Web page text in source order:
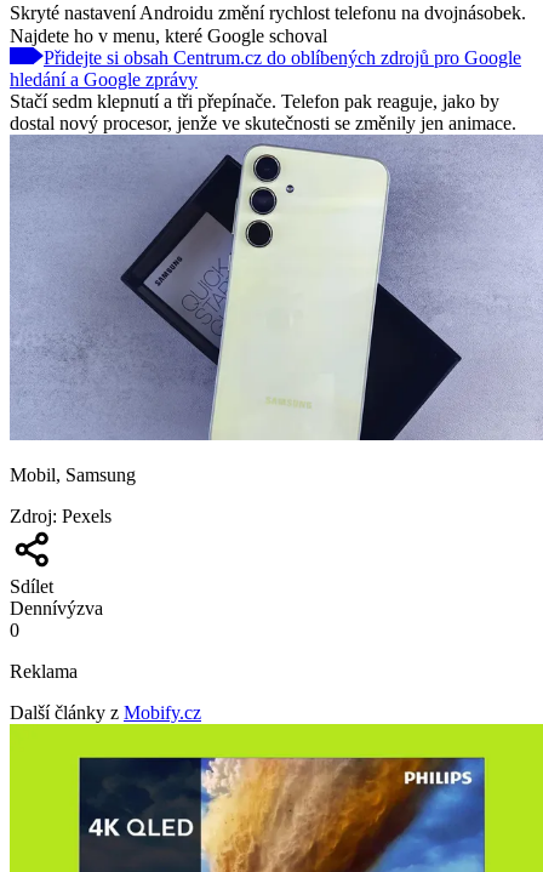
Skryté nastavení Androidu změní rychlost telefonu na dvojnásobek.
Najdete ho v menu, které Google schoval
Přidejte si obsah Centrum.cz do oblíbených zdrojů pro Google
hledání a Google zprávy
Stačí sedm klepnutí a tři přepínače. Telefon pak reaguje, jako by
dostal nový procesor, jenže ve skutečnosti se změnily jen animace.
Mobil, Samsung
Zdroj: Pexels
Sdílet
Dennívýzva
0
Reklama
Další články z Mobify.cz